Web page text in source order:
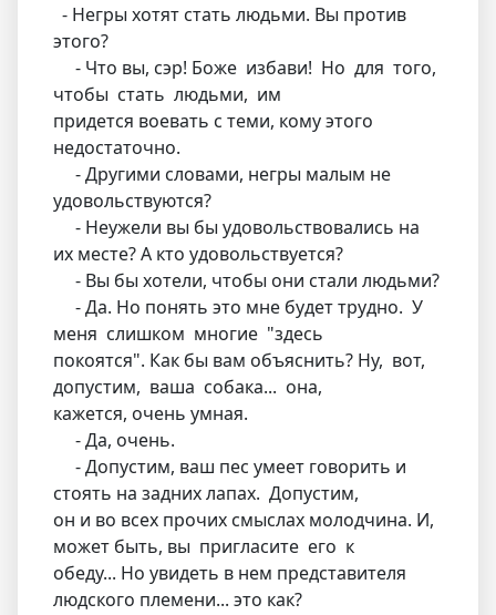
- Негры хотят стать людьми. Вы против
этого?
- Что вы, сэр! Боже избави! Но для того,
чтобы стать людьми, им
придется воевать с теми, кому этого
недостаточно.
- Другими словами, негры малым не
удовольствуются?
- Неужели вы бы удовольствовались на
их месте? А кто удовольствуется?
- Вы бы хотели, чтобы они стали людьми?
- Да. Но понять это мне будет трудно. У
меня слишком многие "здесь
покоятся". Как бы вам объяснить? Ну, вот,
допустим, ваша собака... она,
кажется, очень умная.
- Да, очень.
- Допустим, ваш пес умеет говорить и
стоять на задних лапах. Допустим,
он и во всех прочих смыслах молодчина. И,
может быть, вы пригласите его к
обеду... Но увидеть в нем представителя
людского племени... это как?